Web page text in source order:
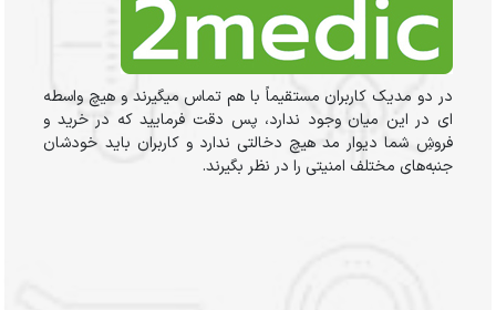
در دو مدیک کاربران مستقیماً با هم تماس میگیرند و هیچ واسطه
ای در این میان وجود ندارد، پس دقت فرمایید که در خرید و
فروشِ شما دیوار مد هیچ دخالتی ندارد و کاربران باید خودشان
جنبه‌های مختلف امنیتی را در نظر بگیرند.